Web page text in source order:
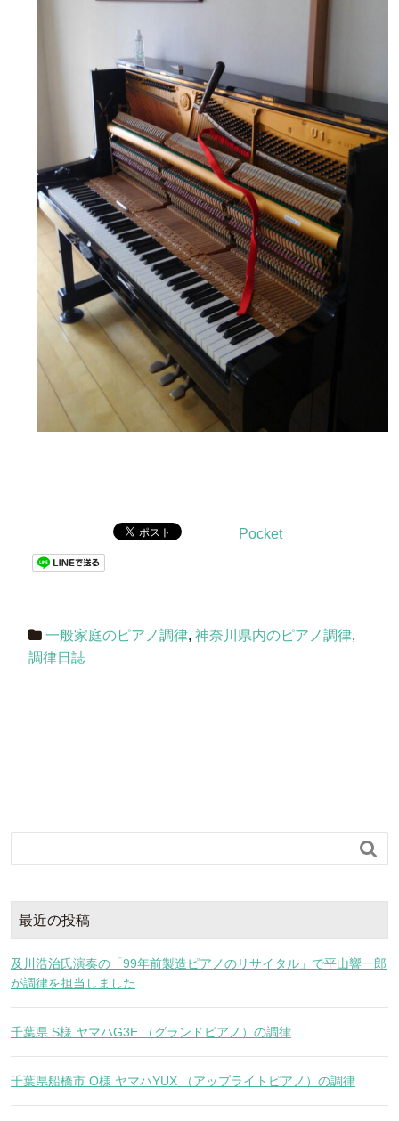
Pocket
一般家庭のピアノ調律, 神奈川県内のピアノ調律,
調律日誌

最近の投稿
及川浩治氏演奏の「99年前製造ピアノのリサイタル」で平山響一郎
が調律を担当しました
千葉県 S様 ヤマハG3E （グランドピアノ）の調律
千葉県船橋市 O様 ヤマハYUX （アップライトピアノ）の調律